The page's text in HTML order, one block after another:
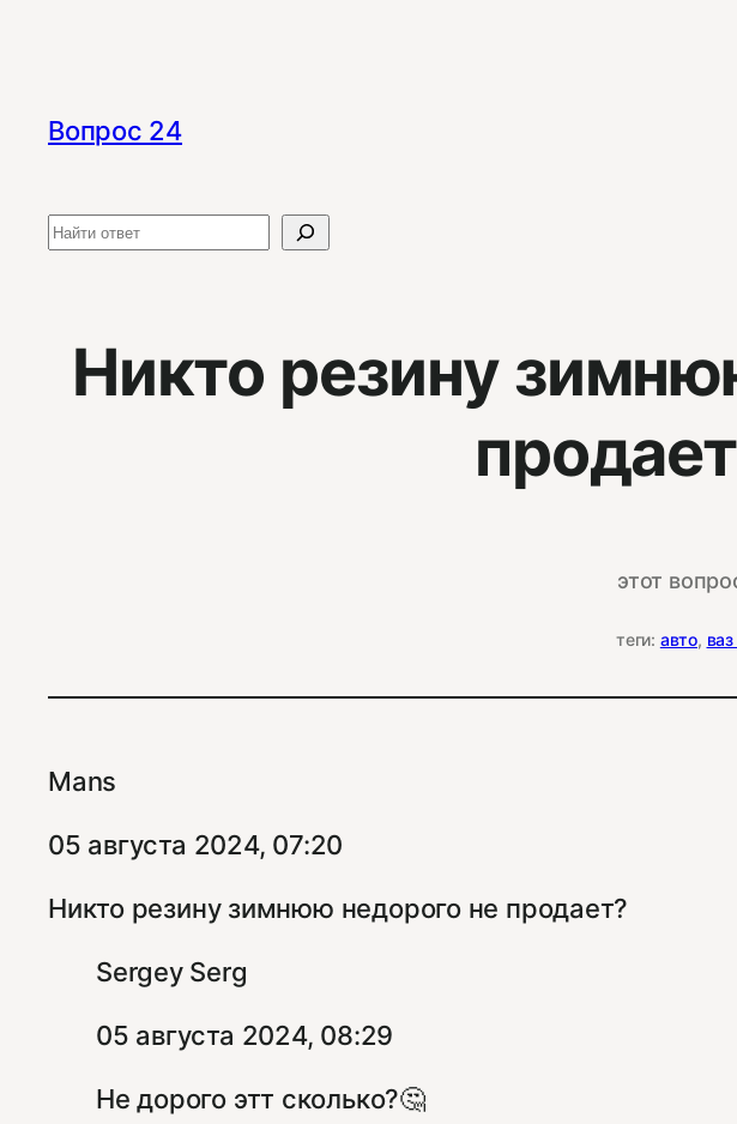
Вопрос 24
Поиск
Никто резину
этот
теги: авто,
Mans
05 августа 2024, 07:20
Никто резину зимнюю недорого не продает?
Sergey Serg
05 августа 2024, 08:29
Не дорого этт сколько?🤔